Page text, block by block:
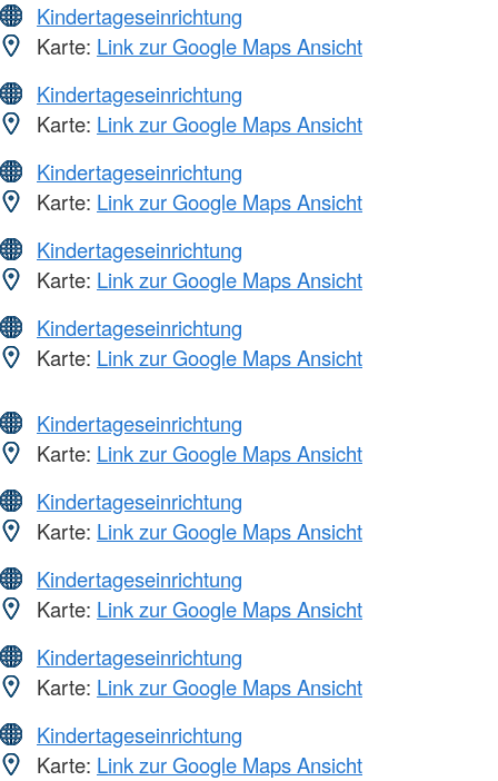
Kindertageseinrichtung
Karte: Link zur Google Maps Ansicht
Kindertageseinrichtung
Karte: Link zur Google Maps Ansicht
Kindertageseinrichtung
Karte: Link zur Google Maps Ansicht
Kindertageseinrichtung
Karte: Link zur Google Maps Ansicht
Kindertageseinrichtung
Karte: Link zur Google Maps Ansicht
Kindertageseinrichtung
Karte: Link zur Google Maps Ansicht
Kindertageseinrichtung
Karte: Link zur Google Maps Ansicht
Kindertageseinrichtung
Karte: Link zur Google Maps Ansicht
Kindertageseinrichtung
Karte: Link zur Google Maps Ansicht
Kindertageseinrichtung
Karte: Link zur Google Maps Ansicht